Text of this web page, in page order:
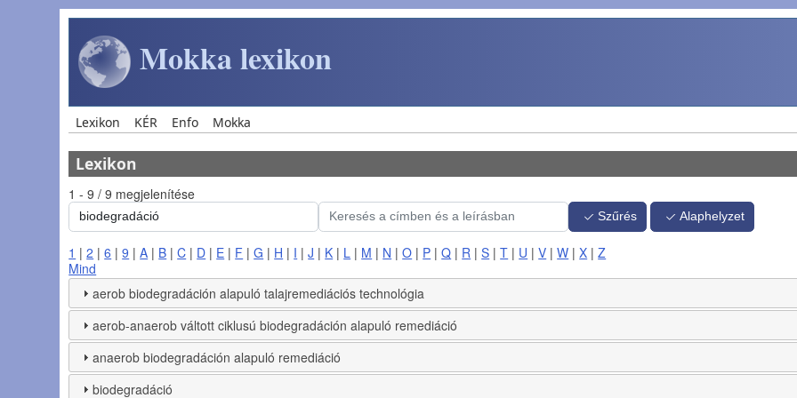
Ugrás a tartalomra
Mokka lexikon
Main navigation
Lexikon KÉR Enfo Mokka
Lexikon
1 - 9 / 9 megjelenítése
Szűrés Alaphelyzet
1 |2 |6 |9 |A | B |C | D | E | F |G | H | I |J | K | L | M | N |O | P |Q | R |S |T | U |V |W |X |Z
Mind
aerob biodegradáción alapuló talajremediációs technológia
aerob-anaerob váltott ciklusú biodegradáción alapuló remediáció
anaerob biodegradáción alapuló remediáció
biodegradáció